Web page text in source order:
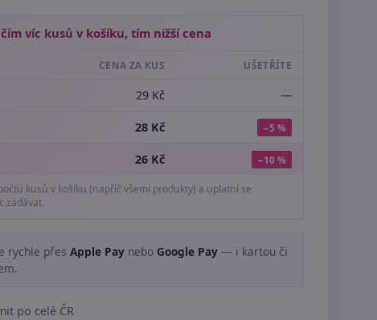
víc kusů v košíku, tím nižší cena
CENA ZA KUS UŠETŘÍTE
29 Kč —
28 Kč −5 %
26 Kč −10 %
kusů v košíku (napříč všemi produkty) a uplatní se
zadávat.
rychle přes Apple Pay nebo Google Pay — i kartou či
po celé ČR